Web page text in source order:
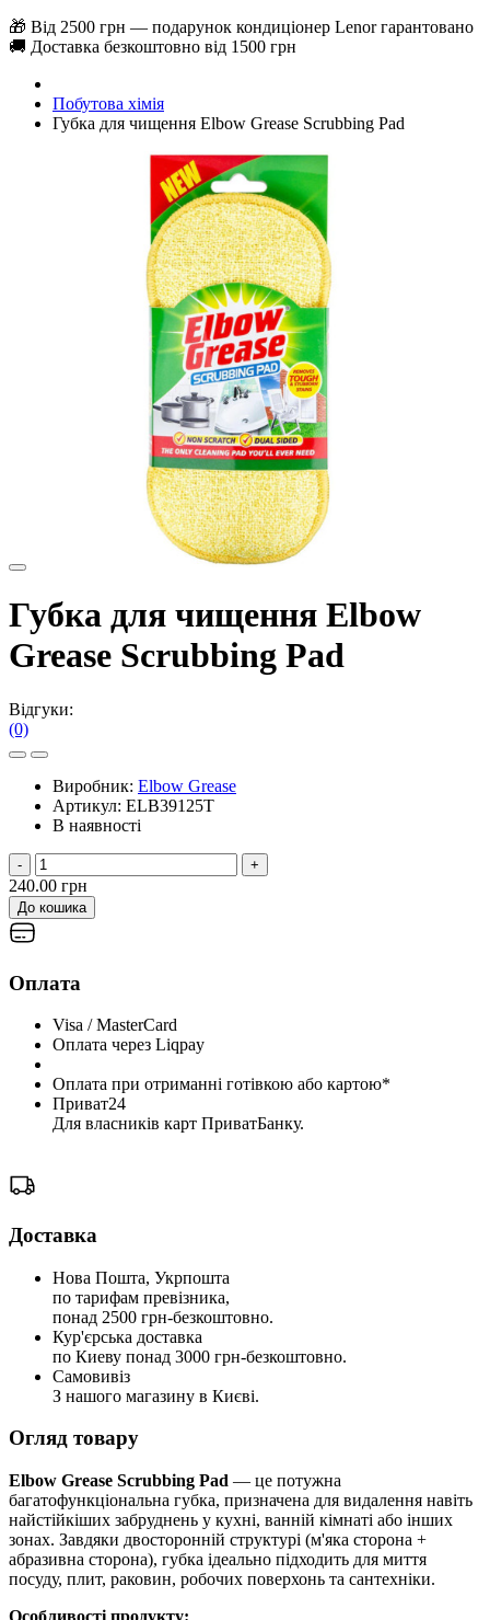
🎁 Від 2500 грн — подарунок кондиціонер Lenor гарантовано
🚚 Доставка безкоштовно від 1500 грн
Побутова хімія
Губка для чищення Elbow Grease Scrubbing Pad
Губка для чищення Elbow
Grease Scrubbing Pad
Відгуки:
(0)
Виробник: Elbow Grease
Артикул: ELB39125T
В наявності
- +
240.00 грн
До кошика
Оплата
Visa / MasterCard
Оплата через Liqpay
Оплата при отриманні готівкою або картою*
Приват24
Для власників карт ПриватБанку.
Доставка
Нова Пошта, Укрпошта
по тарифам превізника,
понад 2500 грн-безкоштовно.
Кур'єрська доставка
по Киеву понад 3000 грн-безкоштовно.
Самовивіз
З нашого магазину в Києві.
Огляд товару
Elbow Grease Scrubbing Pad — це потужна
багатофункціональна губка, призначена для видалення навіть
найстійкіших забруднень у кухні, ванній кімнаті або інших
зонах. Завдяки двосторонній структурі (м'яка сторона +
абразивна сторона), губка ідеально підходить для миття
посуду, плит, раковин, робочих поверхонь та сантехніки.